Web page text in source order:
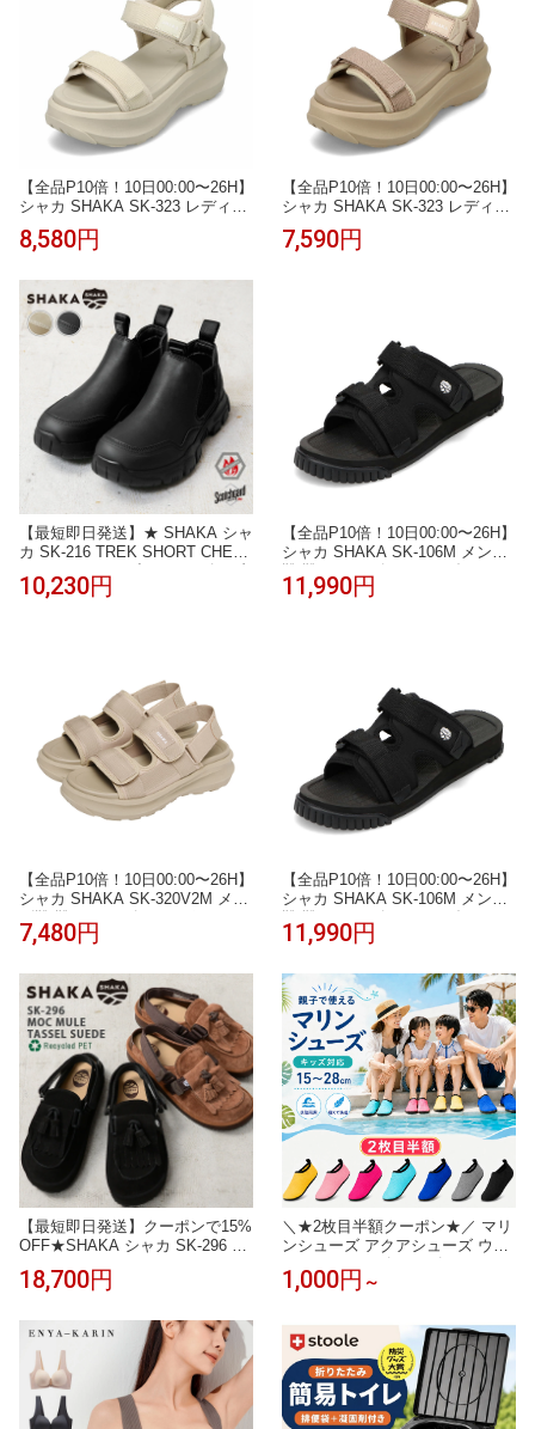
【全品P10倍！10日00:00〜26H】
シャカ SHAKA SK-323 レディー
ス靴 靴 シューズ 2E相当 サンダ
ル スポーツ スポサン 厚底 フィ
アイボリー TSRC
8,580円
【全品P10倍！10日00:00〜26H】
シャカ SHAKA SK-323 レディー
ス靴 靴 シューズ 2E相当 サンダ
ル スポーツ スポサン 厚底 フィ
7,590円
【最短即日発送】★ SHAKA シャ
カ SK-216 TREK SHORT CHELS
EA AT ショート丈 サイドゴアブ
ーツ【Sx】【T】【クーポン対象
10,230円
【全品P10倍！10日00:00〜26H】
シャカ SHAKA SK-106M メンズ
靴 靴 シューズ 2E サンダル スリ
ッパ ルームシューズ つっかけ ス
11,990円
【全品P10倍！10日00:00〜26H】
シャカ SHAKA SK-320V2M メン
ズ靴 靴 シューズ 2E スポーツ サ
ンダル アウトドア 歩きやすい ス
Y 人気 ブランド ベージュ
7,480円
【全品P10倍！10日00:00〜26H】
シャカ SHAKA SK-106M メンズ
靴 靴 シューズ 2E サンダル スリ
ッパ ルームシューズ つっかけ ス
ト 人気 ブランド ブラック
11,990円
【最短即日発送】クーポンで15%
OFF★SHAKA シャカ SK-296 M
ク ミュール タッセル スエード
シューズ スリップオン モカシン
革靴 カジュアル アメカジ ファッ
ション トラッド
18,700円
＼★2枚目半額クーポン★／ マリ
ンシューズ アクアシューズ ウォ
ス メンズ 大人用 子供用 こども
ケリング フィットネスシューズ
サンダル 速乾 軽量 男女兼用 15~
28cm かわいい
1,000円 ～